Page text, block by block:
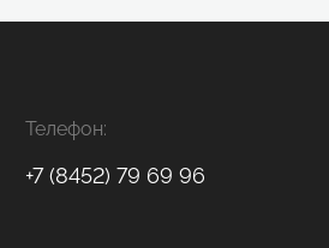
Телефон:
+7 (8452) 79 69 96